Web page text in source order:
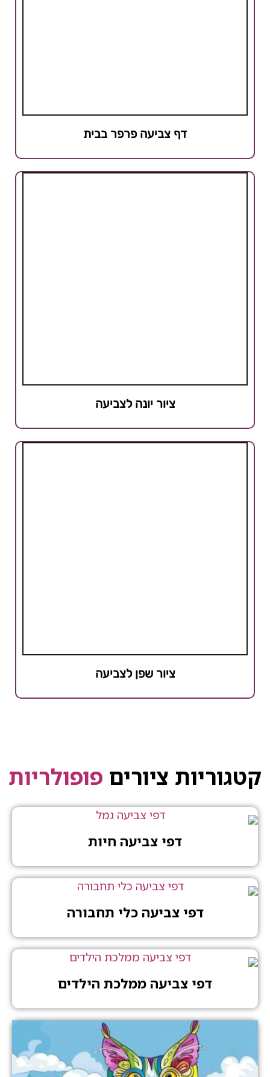
דף צביעה פרפר בבית
ציור יונה לצביעה
ציור שפן לצביעה
קטגוריות ציורים פופולריות
דפי צביעה חיות
דפי צביעה כלי תחבורה
דפי צביעה ממלכת הילדים